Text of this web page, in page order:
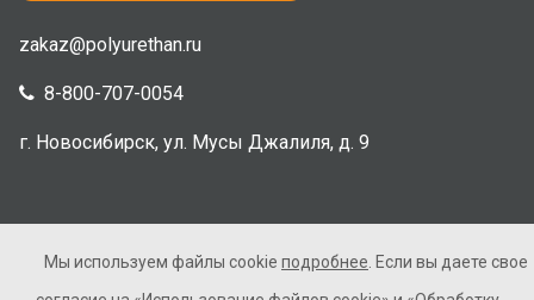
zakaz@polyurethan.ru
8-800-707-0054
г. Новосибирск, ул. Мусы Джалиля, д. 9
2005-2026 © Полиуретан. Все права защищены. Не
Мы используем файлы cookie подробнее . Если вы даете свое